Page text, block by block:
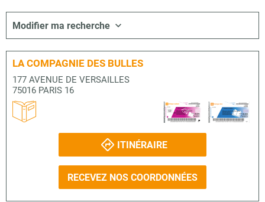
Modifier ma recherche
LA COMPAGNIE DES BULLES
177 AVENUE DE VERSAILLES
75016 PARIS 16
ITINÉRAIRE
RECEVEZ NOS COORDONNÉES